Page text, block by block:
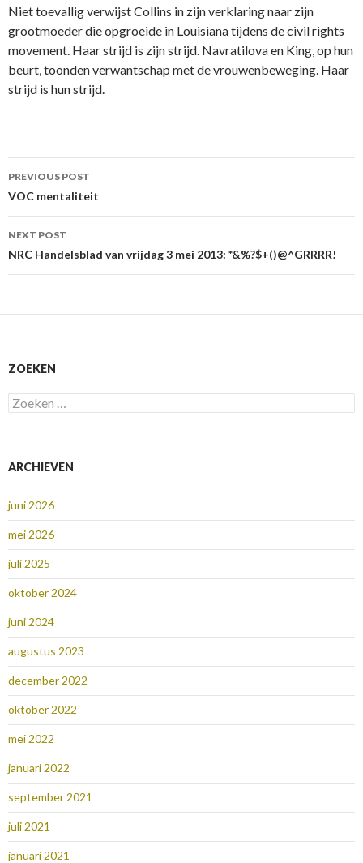
Niet toevallig verwijst Collins in zijn verklaring naar zijn
grootmoeder die opgroeide in Louisiana tijdens de civil rights
movement. Haar strijd is zijn strijd. Navratilova en King, op hun
beurt, toonden verwantschap met de vrouwenbeweging. Haar
strijd is hun strijd.
Post
navigation
PREVIOUS POST
VOC mentaliteit
NEXT POST
NRC Handelsblad van vrijdag 3 mei 2013: *&%?$+()@^GRRRR!
ZOEKEN
Zoeken
naar:
ARCHIEVEN
juni 2026
mei 2026
juli 2025
oktober 2024
juni 2024
augustus 2023
december 2022
oktober 2022
mei 2022
januari 2022
september 2021
juli 2021
januari 2021